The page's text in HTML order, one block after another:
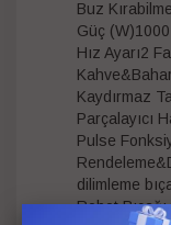
Buz
Güç
Hız Ayarı2
Kaydırmaz
Parçalayıcı
Pulse
dilimleme
Robot